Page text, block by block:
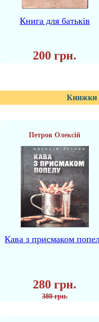
Книга для батьків
200 грн.
Книжки
Петров Олексій
Кава з присмаком
280 грн.
380 грн.